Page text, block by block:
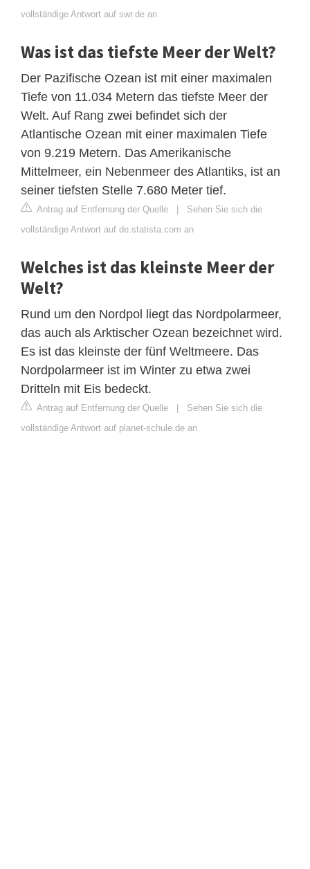
vollständige Antwort auf swr.de an
Was ist das tiefste Meer der Welt?
Der Pazifische Ozean ist mit einer maximalen
Tiefe von 11.034 Metern das tiefste Meer der
Welt. Auf Rang zwei befindet sich der
Atlantische Ozean mit einer maximalen Tiefe
von 9.219 Metern. Das Amerikanische
Mittelmeer, ein Nebenmeer des Atlantiks, ist an
seiner tiefsten Stelle 7.680 Meter tief.
Antrag auf Entfernung der Quelle | Sehen Sie sich die
vollständige Antwort auf de.statista.com an
Welches ist das kleinste Meer der
Welt?
Rund um den Nordpol liegt das Nordpolarmeer,
das auch als Arktischer Ozean bezeichnet wird.
Es ist das kleinste der fünf Weltmeere. Das
Nordpolarmeer ist im Winter zu etwa zwei
Dritteln mit Eis bedeckt.
Antrag auf Entfernung der Quelle | Sehen Sie sich die
vollständige Antwort auf planet-schule.de an